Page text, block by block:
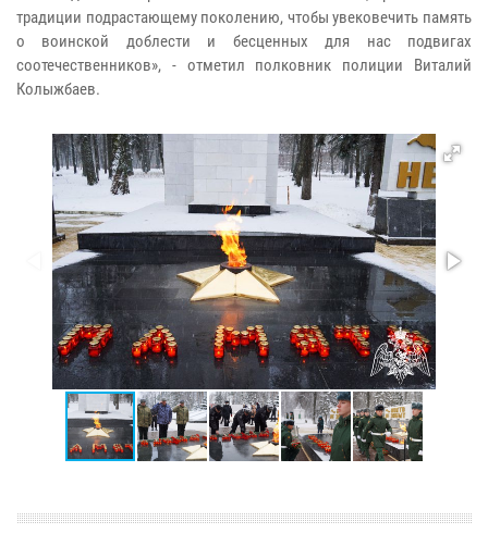
традиции подрастающему поколению, чтобы увековечить память
о воинской доблести и бесценных для нас подвигах
соотечественников», - отметил полковник полиции Виталий
Колыжбаев.